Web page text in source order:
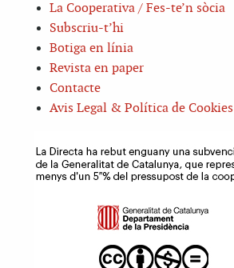
La Cooperativa / Fes-te’n sòcia
Subscriu-t’hi
Botiga en línia
Revista en paper
Contacte
Avis Legal & Política de Cookies